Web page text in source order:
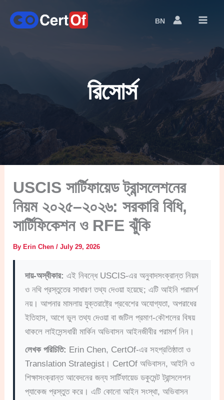
BNLanguage
রিসোর্স
USCIS সার্টিফায়েড ট্রান্সলেশনের
নিয়ম ২০২৫–২০২৬: সরকারি বিধি,
সার্টিফিকেশন ও RFE ঝুঁকি
ByErin Chen/July 29, 2026
দায়-অস্বীকার: এই নিবন্ধে USCIS-এর অনুবাদসংক্রান্ত নিয়ম
ও নথি প্রস্তুতের সাধারণ তথ্য দেওয়া হয়েছে; এটি আইনি পরামর্শ
নয়। আপনার মামলায় যুক্তরাষ্ট্রে প্রবেশের অযোগ্যতা, অপরাধের
ইতিহাস, আগে ভুল তথ্য দেওয়া বা জটিল প্রমাণ-কৌশলের বিষয়
থাকলে লাইসেন্সধারী মার্কিন অভিবাসন আইনজীবীর পরামর্শ নিন।
লেখক পরিচিতি: Erin Chen, CertOf-এর সহপ্রতিষ্ঠাতা ও
Translation Strategist। CertOf অভিবাসন, আইনি ও
শিক্ষাসংক্রান্ত আবেদনের জন্য সার্টিফায়েড ডকুমেন্ট ট্রান্সলেশন
প্যাকেজ প্রস্তুত করে। এটি কোনো আইন সংস্থা, অভিবাসন